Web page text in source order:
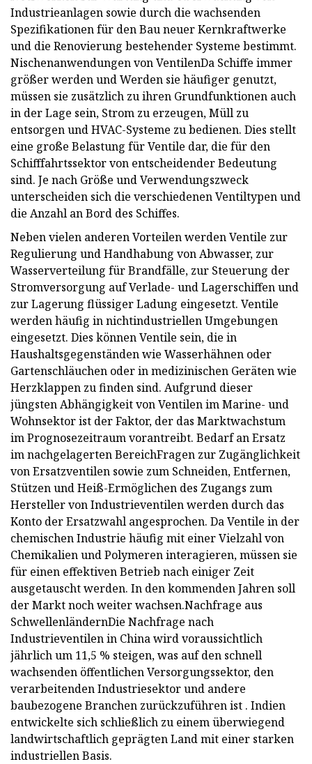
Industrieanlagen sowie durch die wachsenden
Spezifikationen für den Bau neuer Kernkraftwerke
und die Renovierung bestehender Systeme bestimmt.
Nischenanwendungen von VentilenDa Schiffe immer
größer werden und Werden sie häufiger genutzt,
müssen sie zusätzlich zu ihren Grundfunktionen auch
in der Lage sein, Strom zu erzeugen, Müll zu
entsorgen und HVAC-Systeme zu bedienen. Dies stellt
eine große Belastung für Ventile dar, die für den
Schifffahrtssektor von entscheidender Bedeutung
sind. Je nach Größe und Verwendungszweck
unterscheiden sich die verschiedenen Ventiltypen und
die Anzahl an Bord des Schiffes.
Neben vielen anderen Vorteilen werden Ventile zur
Regulierung und Handhabung von Abwasser, zur
Wasserverteilung für Brandfälle, zur Steuerung der
Stromversorgung auf Verlade- und Lagerschiffen und
zur Lagerung flüssiger Ladung eingesetzt. Ventile
werden häufig in nichtindustriellen Umgebungen
eingesetzt. Dies können Ventile sein, die in
Haushaltsgegenständen wie Wasserhähnen oder
Gartenschläuchen oder in medizinischen Geräten wie
Herzklappen zu finden sind. Aufgrund dieser
jüngsten Abhängigkeit von Ventilen im Marine- und
Wohnsektor ist der Faktor, der das Marktwachstum
im Prognosezeitraum vorantreibt. Bedarf an Ersatz
im nachgelagerten BereichFragen zur Zugänglichkeit
von Ersatzventilen sowie zum Schneiden, Entfernen,
Stützen und Heiß-Ermöglichen des Zugangs zum
Hersteller von Industrieventilen werden durch das
Konto der Ersatzwahl angesprochen. Da Ventile in der
chemischen Industrie häufig mit einer Vielzahl von
Chemikalien und Polymeren interagieren, müssen sie
für einen effektiven Betrieb nach einiger Zeit
ausgetauscht werden. In den kommenden Jahren soll
der Markt noch weiter wachsen.Nachfrage aus
SchwellenländernDie Nachfrage nach
Industrieventilen in China wird voraussichtlich
jährlich um 11,5 % steigen, was auf den schnell
wachsenden öffentlichen Versorgungssektor, den
verarbeitenden Industriesektor und andere
baubezogene Branchen zurückzuführen ist . Indien
entwickelte sich schließlich zu einem überwiegend
landwirtschaftlich geprägten Land mit einer starken
industriellen Basis.